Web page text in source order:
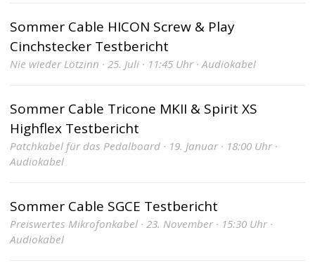
Sommer Cable HICON Screw & Play
Cinchstecker Testbericht
Nie wieder Lötzinn · 25. Juli · 11:45 Uhr · Audiokabel
Sommer Cable Tricone MKII & Spirit XS
Highflex Testbericht
Patchkabel für das Pedalboard · 19. Januar · 18:00 Uhr ·
Audiokabel
Sommer Cable SGCE Testbericht
Preiswertes Mikrofonkabel · 23. November · 15:30 Uhr ·
Audiokabel